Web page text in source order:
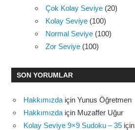
Çok Kolay Seviye (20)
Kolay Seviye (100)
Normal Seviye (100)
Zor Seviye (100)
SON YORUMLAR
Hakkımızda için Yunus Öğretmen
Hakkımızda için Muzaffer Uğur
Kolay Seviye 9×9 Sudoku – 35 için